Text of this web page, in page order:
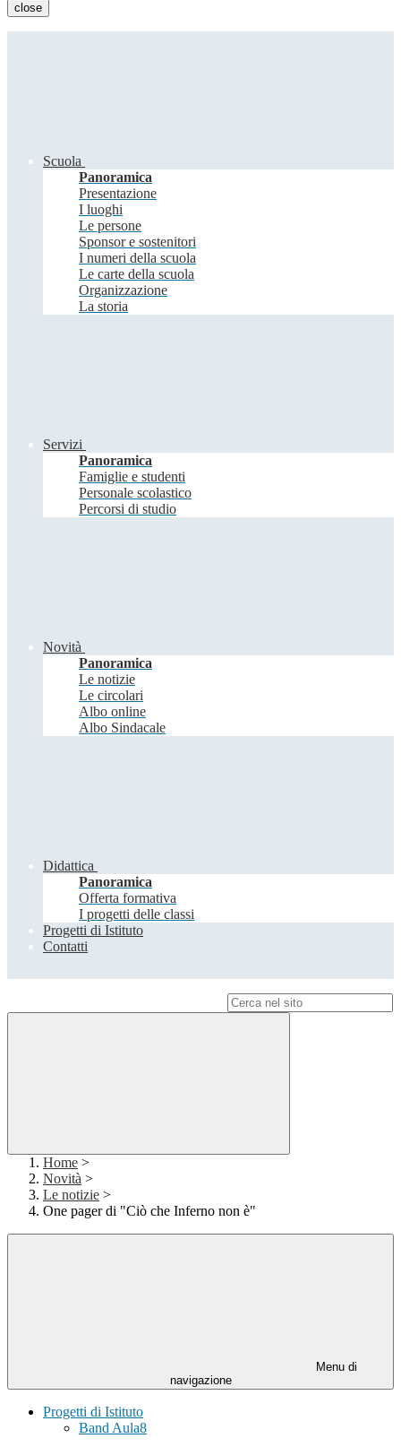
close
Scuola
Panoramica
Presentazione
I luoghi
Le persone
Sponsor e sostenitori
I numeri della scuola
Le carte della scuola
Organizzazione
La storia
Servizi
Panoramica
Famiglie e studenti
Personale scolastico
Percorsi di studio
Novità
Panoramica
Le notizie
Le circolari
Albo online
Albo Sindacale
Didattica
Panoramica
Offerta formativa
I progetti delle classi
Progetti di Istituto
Contatti
Home >
Novità >
Le notizie >
One pager di "Ciò che Inferno non è"
Menu di
navigazione
Progetti di Istituto
Band Aula8